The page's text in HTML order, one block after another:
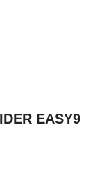
EASY9